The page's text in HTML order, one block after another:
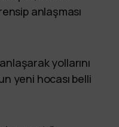
anlaşması
yollarını
yeni hocası belli